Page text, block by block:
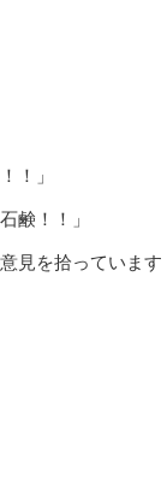
！」
鹸！！」
見を拾っています